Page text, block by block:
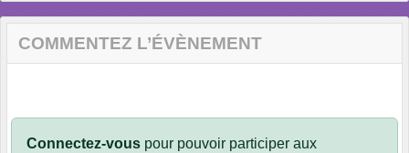
COMMENTEZ L’ÉVÈNEMENT
Connectez-vous pour pouvoir participer aux